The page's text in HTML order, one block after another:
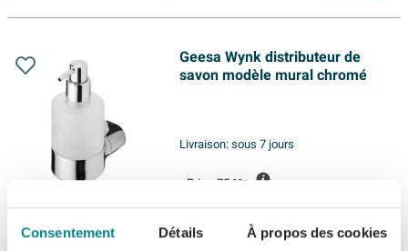
Consentement Détails À propos des cookies
Geesa Wynk distributeur de
savon modèle mural chromé
Livraison:sous 7 jours
Prix 75, 99
64,59